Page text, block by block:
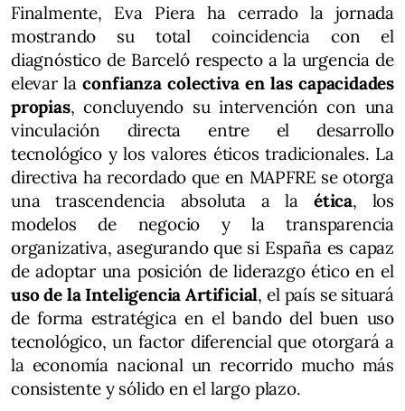
Finalmente, Eva Piera ha cerrado la jornada
mostrando su total coincidencia con el
diagnóstico de Barceló respecto a la urgencia de
elevar laconfianza colectiva en las capacidades
propias, concluyendo su intervención con una
vinculación directa entre el desarrollo
tecnológico y los valores éticos tradicionales. La
directiva ha recordado que en MAPFRE se otorga
una trascendencia absoluta a la ética, los
modelos de negocio y la transparencia
organizativa, asegurando que si España es capaz
de adoptar una posición de liderazgo ético en el
uso de la Inteligencia Artificial, el país se situará
de forma estratégica en el bando del buen uso
tecnológico, un factor diferencial que otorgará a
la economía nacional un recorrido mucho más
consistente y sólido en el largo plazo.